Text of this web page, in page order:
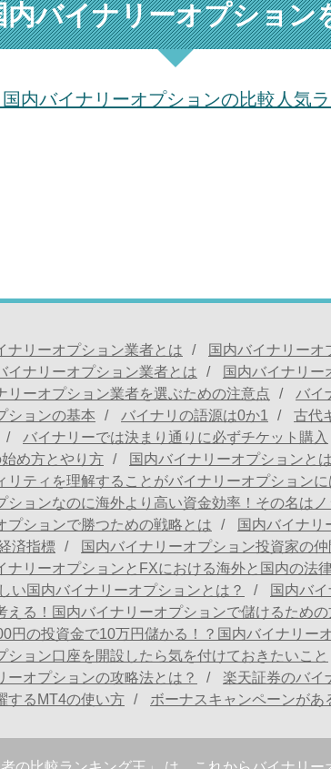
バイナリーオプション
内バイナリーオプションの比較人気
ナリーオプション業者とは 国内バイナリーオ
イナリーオプション業者とは 国内バイナリー
リーオプション業者を選ぶための注意点
バイ
ションの基本 バイナリの語源は0か1
古代
バイナリーでは決まり通りに必ずチケット購入
め方とやり方
国内バイナリーオプションと
リティを理解することがバイナリーオプション
ションなのに海外より高い資金効率！その名は
プションで勝つための戦略とは 国内バイナリ
済指標
国内バイナリーオプション投資家の
ナリーオプションとFXにおける海外と国内の法
い国内バイナリーオプションとは？
国内バ
える！国内バイナリーオプションで儲けるため
円の投資金で10万円儲かる！？国内バイナリー
ション口座を開設したら気を付けておきたいこと
オプションの攻略法とは？
楽天証券のバイ
するMT4の使い方 ボーナスキャンペーンがあ